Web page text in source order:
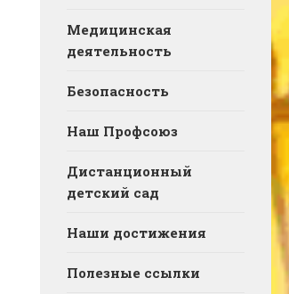
Медицинская
деятельность
Безопасность
Наш Профсоюз
Дистанционный
детский сад
Наши достижения
Полезные ссылки